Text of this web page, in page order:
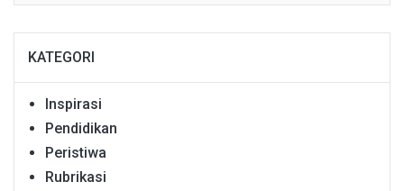
KATEGORI
Inspirasi
Pendidikan
Peristiwa
Rubrikasi